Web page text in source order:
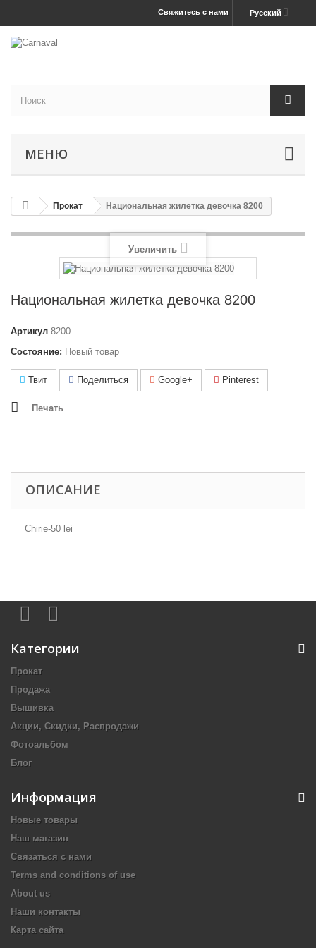
Русский
Свяжитесь с нами
МЕНЮ
Прокат Национальная жилетка девочка 8200
Увеличить
Национальная жилетка девочка 8200
Артикул 8200
Состояние: Новый товар
Твит Поделиться Google+ Pinterest
Печать
ОПИСАНИЕ
Chirie-50 lei
Категории
Прокат
Продажа
Вышивка
Акции, Скидки, Распродажи
Фотоальбом
Блог
Информация
Новые товары
Наш магазин
Связаться с нами
Terms and conditions of use
About us
Наши контакты
Карта сайта